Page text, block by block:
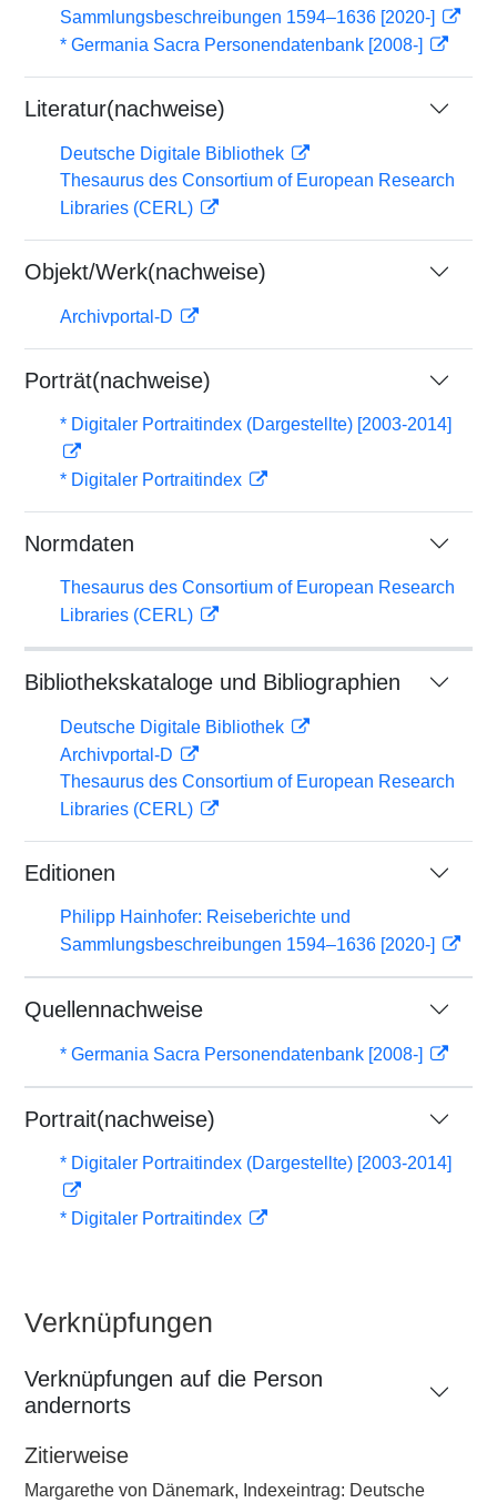
Sammlungsbeschreibungen 1594–1636 [2020-]
* Germania Sacra Personendatenbank [2008-]
Literatur(nachweise)
Deutsche Digitale Bibliothek
Thesaurus des Consortium of European Research
Libraries (CERL)
Objekt/Werk(nachweise)
Archivportal-D
Porträt(nachweise)
* Digitaler Portraitindex (Dargestellte) [2003-2014]
* Digitaler Portraitindex
Normdaten
Thesaurus des Consortium of European Research
Libraries (CERL)
Bibliothekskataloge und Bibliographien
Deutsche Digitale Bibliothek
Archivportal-D
Thesaurus des Consortium of European Research
Libraries (CERL)
Editionen
Philipp Hainhofer: Reiseberichte und
Sammlungsbeschreibungen 1594–1636 [2020-]
Quellennachweise
* Germania Sacra Personendatenbank [2008-]
Portrait(nachweise)
* Digitaler Portraitindex (Dargestellte) [2003-2014]
* Digitaler Portraitindex
Verknüpfungen
Verknüpfungen auf die Person
andernorts
Zitierweise
Margarethe von Dänemark, Indexeintrag: Deutsche